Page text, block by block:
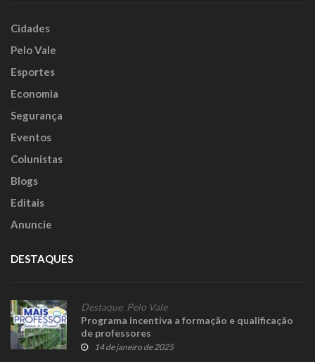
Cidades
Pelo Vale
Esportes
Economia
Segurança
Eventos
Colunistas
Blogs
Editais
Anuncie
DESTAQUES
Destaque, Pelo Vale
Programa incentiva a formação e qualificação
de professores
14 de janeiro de 2025